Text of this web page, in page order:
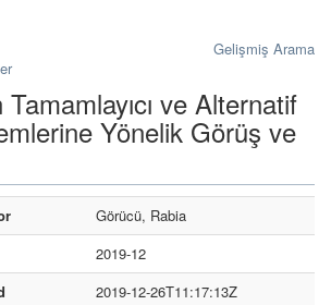
Gelişmiş Arama
ve Alternatif
Yönelik Görüş ve
Görücü, Rabia
2019-12
2019-12-26T11:17:13Z